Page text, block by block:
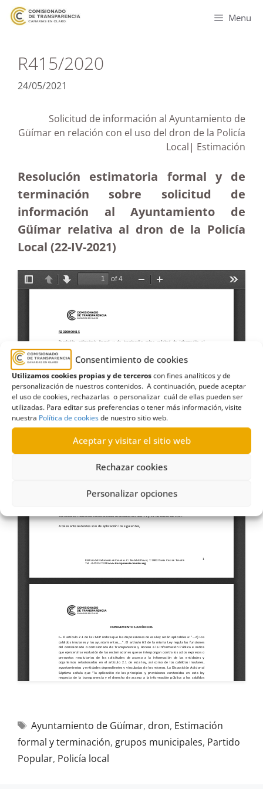
Consentimiento de cookies
Utilizamos cookies propias y de terceroscon fines analíticos y de
personalización de nuestros contenidos. A continuación, puede aceptar
el uso de cookies, rechazarlas o personalizar cuál de ellas pueden ser
utilizadas. Para editar sus preferencias o tener más información, visite
nuestra Política de cookiesde nuestro sitio web.
Aceptar y visitar el sitio web
Rechazar cookies
Personalizar opciones
Menu
R415/2020
24/05/2021
Solicitud de información al Ayuntamiento de
Güímar en relación con el uso del dron de la Policía
Local| Estimación
Resolución estimatoria formal y de
terminación sobre solicitud de
información al Ayuntamiento de
Güímar relativa al dron de la Policía
Local (22-IV-2021)
Ayuntamiento de Güímar, dron, Estimación
formal y terminación, grupos municipales, Partido
Popular, Policía local